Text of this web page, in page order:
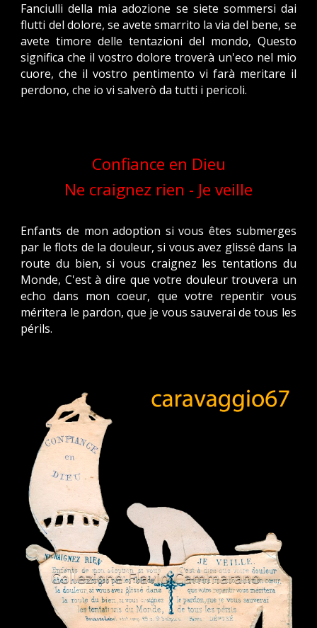
Fanciulli della mia adozione se siete sommersi dai
flutti del dolore, se avete smarrito la via del bene, se
avete timore delle tentazioni del mondo, Questo
significa che il vostro dolore troverà un'eco nel mio
cuore, che il vostro pentimento vi farà meritare il
perdono, che io vi salverò da tutti i pericoli.
Confiance en Dieu
Ne craignez rien - Je veille
Enfants de mon adoption si vous êtes submerges
par le flots de la douleur, si vous avez glissé dans la
route du bien, si vous craignez les tentations du
Monde, C'est à dire que votre douleur trouvera un
echo dans mon coeur, que votre repentir vous
méritera le pardon, que je vous sauverai de tous les
périls.